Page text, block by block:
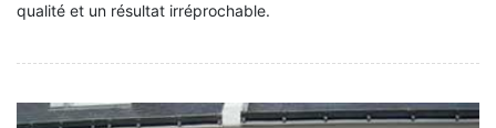
qualité et un résultat irréprochable.